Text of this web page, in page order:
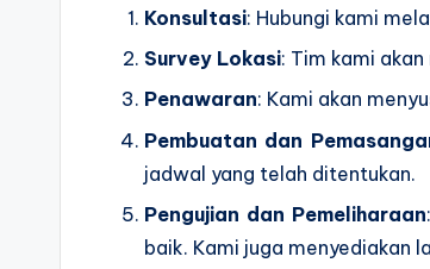
Konsultasi: Hubungi kami
Survey Lokasi: Tim kami
Penawaran: Kami akan
Pembuatan dan
jadwal yang telah ditentukan.
Pengujian dan Pemeliharaan
baik. Kami juga menyediakan